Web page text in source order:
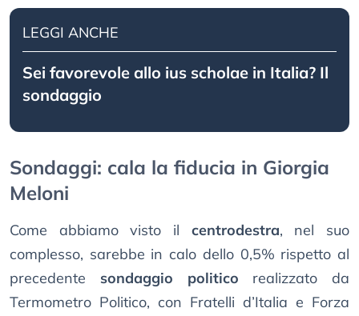
LEGGI ANCHE
Sei favorevole allo ius scholae in Italia? Il
sondaggio
Sondaggi: cala la fiducia in Giorgia
Meloni
Come abbiamo visto il centrodestra, nel suo
complesso, sarebbe in calo dello 0,5% rispetto al
precedente sondaggio politico realizzato da
Termometro Politico, con Fratelli d’Italia e Forza